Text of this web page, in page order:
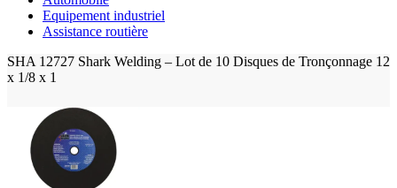
Equipement industriel
Assistance routière
SHA 12727 Shark Welding – Lot de 10 Disques de Tronçonnage 12
x 1/8 x 1